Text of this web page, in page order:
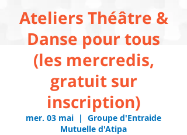
Ateliers Théâtre &
Danse pour tous
(les mercredis,
gratuit sur
inscription)
mer. 03 mai
  |
Groupe d'Entraide
Mutuelle d'Atipa